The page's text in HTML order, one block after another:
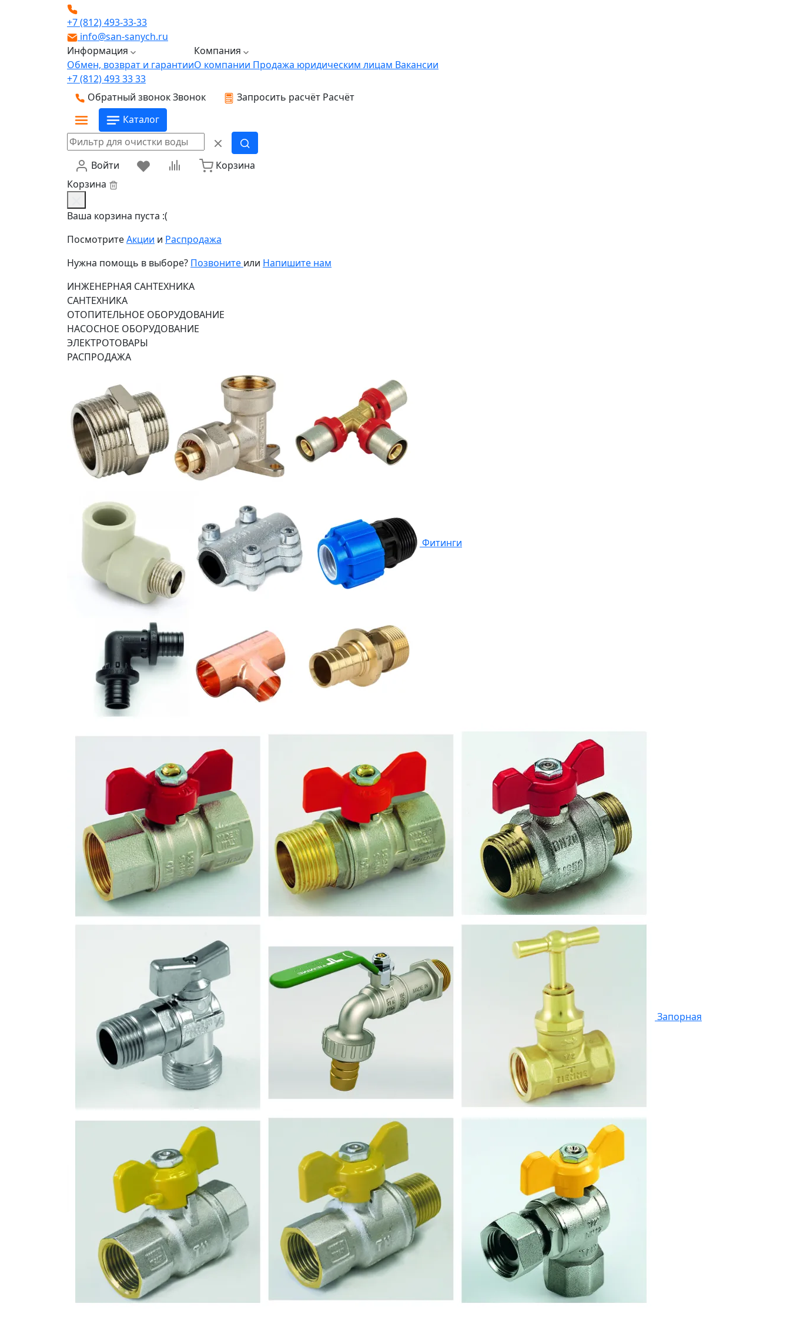
+7 (812) 493-33-33
info@san-sanych.ru
Информация
Обмен, возврат и гарантии
Компания
О компании Продажа юридическим лицам Вакансии
+7 (812) 493 33 33
Обратный звонокЗвонок Запросить расчёт Расчёт
Каталог
Войти
Корзина
Корзина
Ваша корзина пуста :(
ПосмотритеАкции и Распродажа
Нужна помощь в выборе? Позвоните или Напишите нам
ИНЖЕНЕРНАЯ САНТЕХНИКА
САНТЕХНИКА
ОТОПИТЕЛЬНОЕ ОБОРУДОВАНИЕ
НАСОСНОЕ ОБОРУДОВАНИЕ
ЭЛЕКТРОТОВАРЫ
РАСПРОДАЖА
Фитинги
Запорная